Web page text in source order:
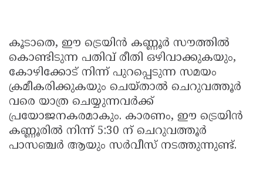
കൂടാതെ, ഈ ട്രെയിൻ കണ്ണൂർ സൗത്തിൽ
കൊണ്ടിടുന്ന പതിവ് രീതി ഒഴിവാക്കുകയും,
കോഴിക്കോട് നിന്ന് പുറപ്പെടുന്ന സമയം
ക്രമീകരിക്കുകയും ചെയ്താൽ ചെറുവത്തൂർ
വരെ യാത്ര ചെയ്യുന്നവർക്ക്
പ്രയോജനകരമാകും. കാരണം, ഈ ട്രെയിൻ
കണ്ണൂരിൽ നിന്ന് 5:30 ന് ചെറുവത്തൂർ
പാസഞ്ചർ ആയും സർവീസ് നടത്തുന്നുണ്ട്.